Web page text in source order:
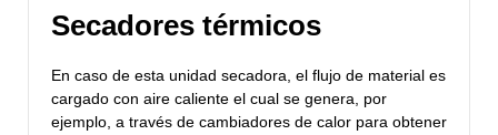
Secadores térmicos
En caso de esta unidad secadora, el flujo de material es
cargado con aire caliente el cual se genera, por
ejemplo, a través de cambiadores de calor para obtener